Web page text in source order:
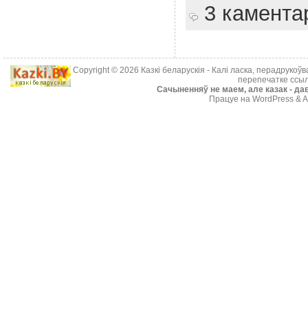
3
Copyright © 2026 Казкі беларускія - Калі ласка,
перепечатке
Cачыненняў не маем, але казак -
Працуе на WordPress &